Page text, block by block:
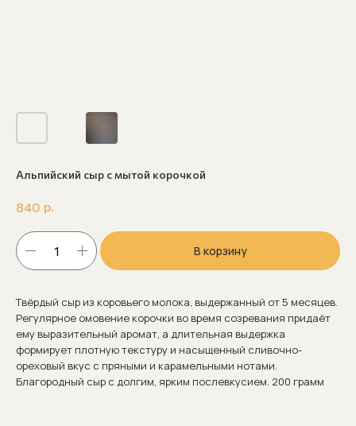
Альпийский сыр с мытой корочкой
840 р.
В корзину
Твёрдый сыр из коровьего молока, выдержанный от 5 месяцев.
Регулярное омовение корочки во время созревания придаёт
ему выразительный аромат, а длительная выдержка
формирует плотную текстуру и насыщенный сливочно-
ореховый вкус с пряными и карамельными нотами.
Благородный сыр с долгим, ярким послевкусием. 200 грамм